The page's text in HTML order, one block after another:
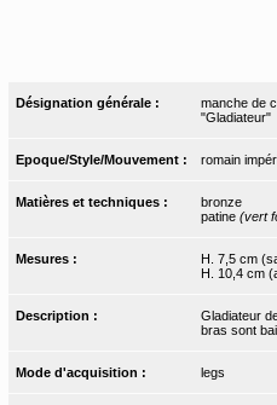
Désignation générale :
manche de
"Gladiateur"
Epoque/Style/Mouvement : romain
Matières et techniques :
bronze
patine (vert
Mesures :
H. 7,5 cm
H. 10,4 cm
Description :
Gladiateur
bras sont
Mode d'acquisition : legs